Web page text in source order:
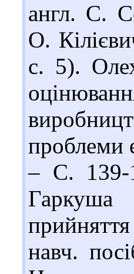
англ. С.
О.
с. 5).
проблеми
– С. 139-
навч.